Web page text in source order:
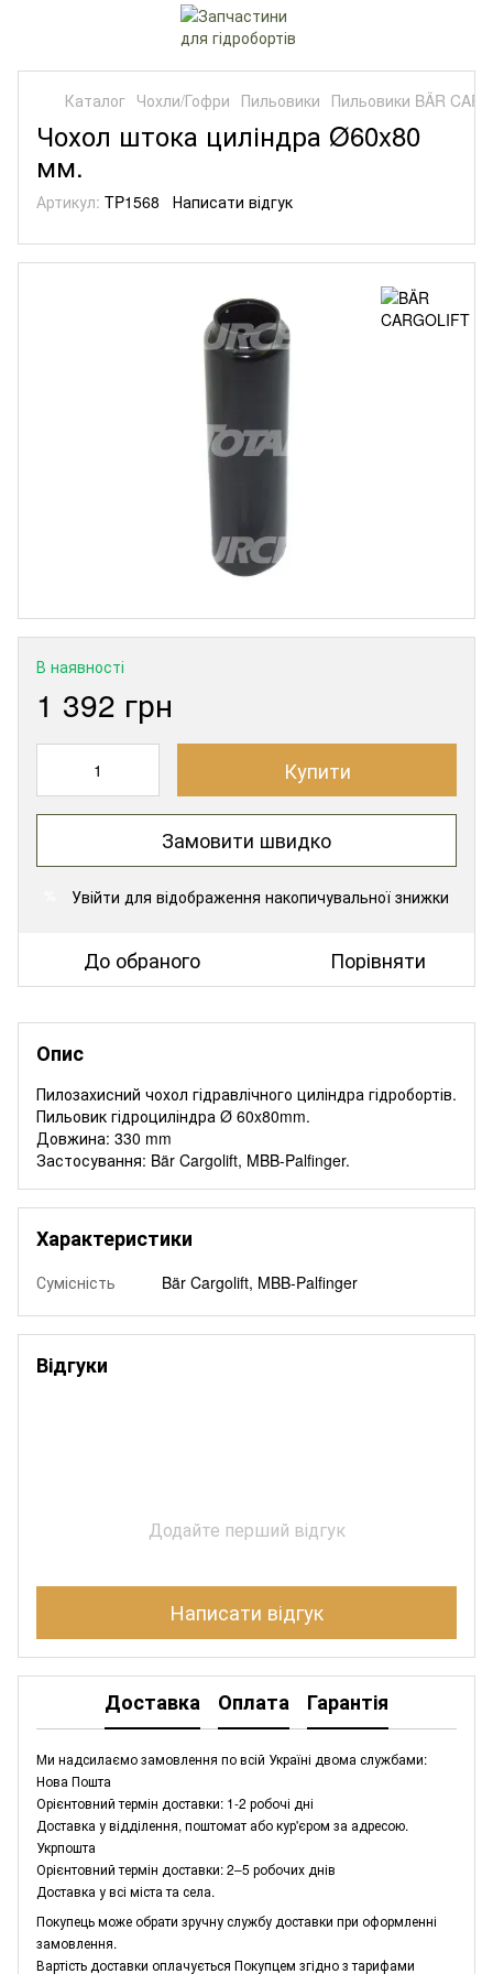
Каталог Чохли/Гофри Пильовики Пильовики BÄR
Чохол штока циліндра Ø60x80
мм.
Артикул: TP1568 Написати відгук
В наявності
1 392 грн
Купити
Замовити швидко
Увійти для відображення накопичувальної знижки
До обраного Порівняти
Опис
Пилозахисний чохол гідравлічного циліндра гідробортів.
Пильовик гідроциліндра Ø 60x80mm.
Довжина: 330 mm
Застосування: Bär Cargolift, MBB-Palfinger.
Характеристики
Сумісність Bär Cargolift, MBB-Palfinger
Відгуки
Додайте перший відгук
Написати відгук
Доставка Оплата Гарантія
Ми надсилаємо замовлення по всій Україні двома службами:
Нова Пошта
Орієнтовний термін доставки: 1-2 робочі дні
Доставка у відділення, поштомат або кур'єром за адресою.
Укрпошта
Орієнтовний термін доставки: 2–5 робочих днів
Доставка у всі міста та села.
Покупець може обрати зручну службу доставки при оформленні
замовлення.
Вартість доставки оплачується Покупцем згідно з тарифами